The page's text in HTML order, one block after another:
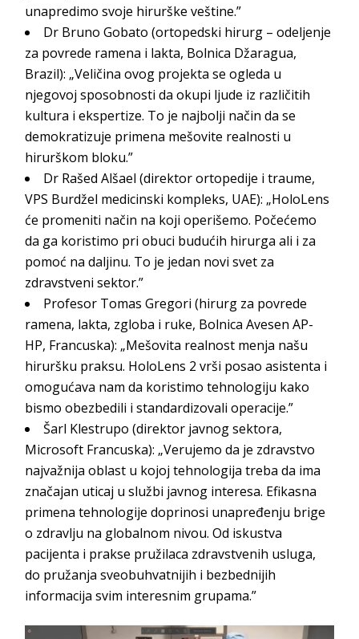
unapredimo svoje hirurške veštine.”
Dr Bruno Gobato (ortopedski hirurg – odeljenje
za povrede ramena i lakta, Bolnica Džaragua,
Brazil): „Veličina ovog projekta se ogleda u
njegovoj sposobnosti da okupi ljude iz različitih
kultura i ekspertize. To je najbolji način da se
demokratizuje primena mešovite realnosti u
hirurškom bloku.”
Dr Rašed Alšael (direktor ortopedije i traume,
VPS Burdžel medicinski kompleks, UAE): „HoloLens
će promeniti način na koji operišemo. Počećemo
da ga koristimo pri obuci budućih hirurga ali i za
pomoć na daljinu. To je jedan novi svet za
zdravstveni sektor.”
Profesor Tomas Gregori (hirurg za povrede
ramena, lakta, zgloba i ruke, Bolnica Avesen AP-
HP, Francuska): „Mešovita realnost menja našu
hiruršku praksu. HoloLens 2 vrši posao asistenta i
omogućava nam da koristimo tehnologiju kako
bismo obezbedili i standardizovali operacije.”
Šarl Klestrupo (direktor javnog sektora,
Microsoft Francuska): „Verujemo da je zdravstvo
najvažnija oblast u kojoj tehnologija treba da ima
značajan uticaj u službi javnog interesa. Efikasna
primena tehnologije doprinosi unapređenju brige
o zdravlju na globalnom nivou. Od iskustva
pacijenta i prakse pružilaca zdravstvenih usluga,
do pružanja sveobuhvatnijih i bezbednijih
informacija svim interesnim grupama.”